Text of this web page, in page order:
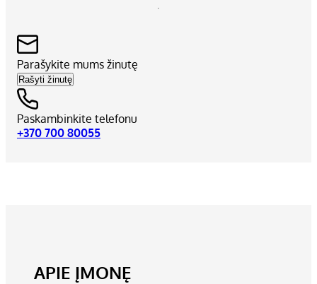
Parašykite mums žinutę
Rašyti žinutę
Paskambinkite telefonu
+370 700 80055
APIE ĮMONĘ